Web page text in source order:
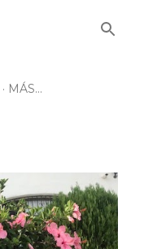
MÁS…